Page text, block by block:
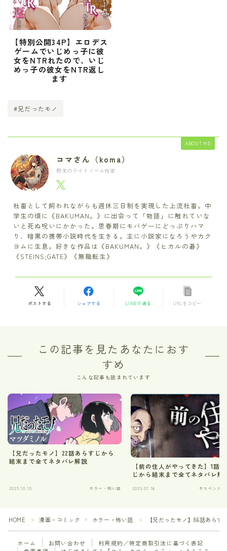
【特別公開34P】エロデス
ゲームでいじめっ子に彼
女をNTRれたので、いじ
めっ子の彼女をNTR返し
ます
#兄だったモノ
ABOUT ME
コマさん（koma）
野生のライトノベル作家
社畜として飼われながらも週休三日制を実現した上流社畜。中
学生の頃に《BAKUMAN。》に出会って「物語」に触れていな
いと死ぬ呪いにかかった。思春期にモバゲーにどっぷりハマ
り、暗黒の携帯小説時代を生きる。主に小説家になろうやカク
ヨムに生息。好きな作品は《BAKUMAN。》《ヒカルの碁》
《STEINS;GATE》《無職転生》
ポストする シェアする LINEで送る URLをコピー
この記事を見たあなたにおす
すめ
こんな記事も読まれています
【兄だったモノ】22話あらすじから
結末まで全てネタバレ解説
2025.10.10 ホラー・怖い話
【前の住人がやってきた】1話
じから結末まで全てネタバレ解
2025.07.16 サスペンス
HOME ＞ 漫画・コミック ＞ ホラー・怖い話 ＞ 【兄だったモノ】86話あら
ホーム お問い合わせ
利用規約／特定商取引法に基づく表記